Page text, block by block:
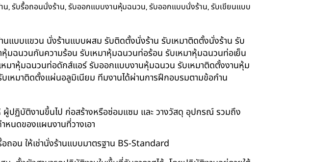
น,รับรื้อถอนนั่งร้าน,รับออกแบบงานหุ้มฉนวน,รับออกแบบนั่งร้าน,รับเขียนแบบ
นแบบแขวน นั่งร้านแบบผสม รับติดตั้งนั่งร้าน รับเหมาติดตั้งนั่งร้าน รับ
ฉนวนกันความร้อน รับเหมาหุ้มฉนวนท่อร้อน รับเหมาหุ้มฉนวนท่อเย็น
มาหุ้มฉนวนท่อดักส์แอร์ รับออกแบบงานหุ้มฉนวน รับเหมาติดตั้งงานหุ้ม
หมาติดตั้งแผ่นอลูมิเนียม ทีมงานได้ผ่านการฝึกอบรมตามข้อกำน
ผู้ปฏิบัติงานขึ้นไป ก่อสร้างหรือซ่อมแซม และ วางวัสดุ อุปกรณ์ รวมถึง
หนดของแผนงานที่วางเอา
อน ให้เช่านั่งร้านแบบมาตรฐาน BS-Standard